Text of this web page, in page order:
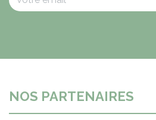
NOS PARTENAIRES